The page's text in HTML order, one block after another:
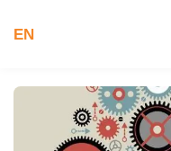
EN